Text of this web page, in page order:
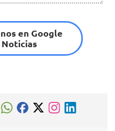
en Google
Noticias